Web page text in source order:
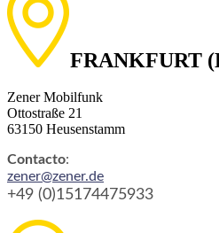
FRANKFURT
Zener Mobilfunk
Ottostraße 21
63150 Heusenstamm
Contacto:
zener@zener.de
+49 (0)15174475933